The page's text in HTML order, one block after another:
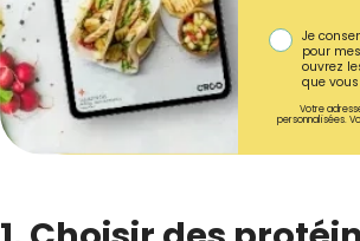
Je
pour
ouvrez
que
Votre
personnalisées.